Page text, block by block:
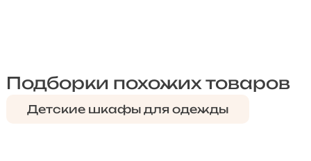
Подборки похожих товаров
Детские шкафы для одежды